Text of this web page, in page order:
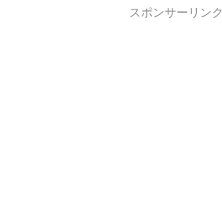
スポンサーリンク